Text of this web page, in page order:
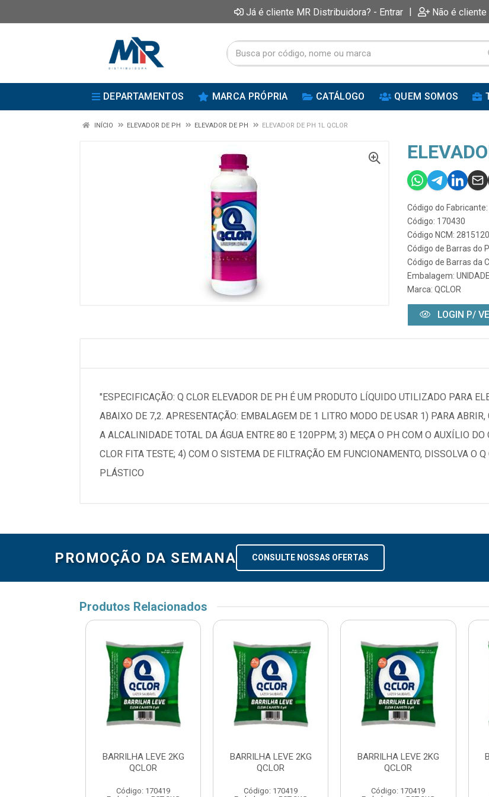
Já é cliente MR Distribuidora? - Entrar | Não é
DEPARTAMENTOS MARCA PRÓPRIA CATÁLOGO QUEM SOMOS
INÍCIO ELEVADOR DE PH ELEVADOR DE PH ELEVADOR DE PH 1L QCLOR
Código do
Código: 170430
Código NCM:
Código de Barras do
Código de Barras da
Embalagem: UNIDADE
Marca: QCLOR
LOGIN P/
"ESPECIFICAÇÃO: Q CLOR ELEVADOR DE PH É UM PRODUTO LÍQUIDO UTILIZADO PARA
ABAIXO DE 7,2. APRESENTAÇÃO: EMBALAGEM DE 1 LITRO MODO DE USAR 1) PARA
A ALCALINIDADE TOTAL DA ÁGUA ENTRE 80 E 120PPM; 3) MEÇA O PH COM O AUXÍLIO DO
CLOR FITA TESTE; 4) COM O SISTEMA DE FILTRAÇÃO EM FUNCIONAMENTO, DISSOLVA O
PLÁSTICO
PROMOÇÃO DA SEMANA CONSULTE NOSSAS OFERTAS
Produtos Relacionados
BARRILHA LEVE 2KG
QCLOR
Código: 170419
BARRILHA LEVE 2KG
QCLOR
Código: 170419
BARRILHA LEVE 2KG
QCLOR
Código: 170419